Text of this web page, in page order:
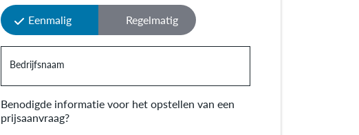
Eenmalig
Regelmatig
Bedrijfsnaam
Benodigde informatie voor het opstellen van een
prijsaanvraag?